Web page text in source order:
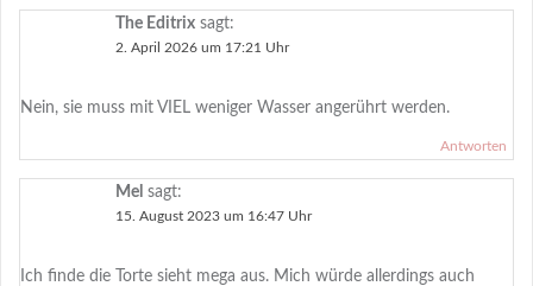
The Editrix sagt:
2. April 2026 um 17:21 Uhr
Nein, sie muss mit VIEL weniger Wasser angerührt werden.
Antworten
Mel sagt:
15. August 2023 um 16:47 Uhr
Ich finde die Torte sieht mega aus. Mich würde allerdings auch